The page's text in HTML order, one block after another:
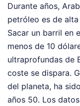
Durante años,
petróleo es de
Sacar un barril en
menos de 10
ultraprofundas de
coste se dispara.
del planeta, ha
años 50. Los